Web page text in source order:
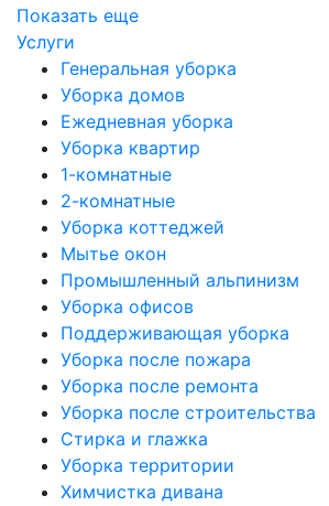
Показать еще
Услуги
Генеральная уборка
Уборка домов
Ежедневная уборка
Уборка квартир
1-комнатные
2-комнатные
Уборка коттеджей
Мытье окон
Промышленный альпинизм
Уборка офисов
Поддерживающая уборка
Уборка после пожара
Уборка после ремонта
Уборка после строительства
Стирка и глажка
Уборка территории
Химчистка дивана